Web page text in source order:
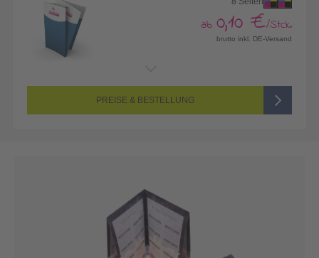
ab 0,10 €/Stck.
brutto inkl. DE-Versand
Seitenanzahl: 8-seitig (Vorderseite und Rückseite bedruckt)
4/4-farbig CMYK (vollfarbig bedruckt)
PREISE & BESTELLUNG